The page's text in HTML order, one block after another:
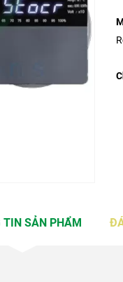
TIN SẢN PHẨM